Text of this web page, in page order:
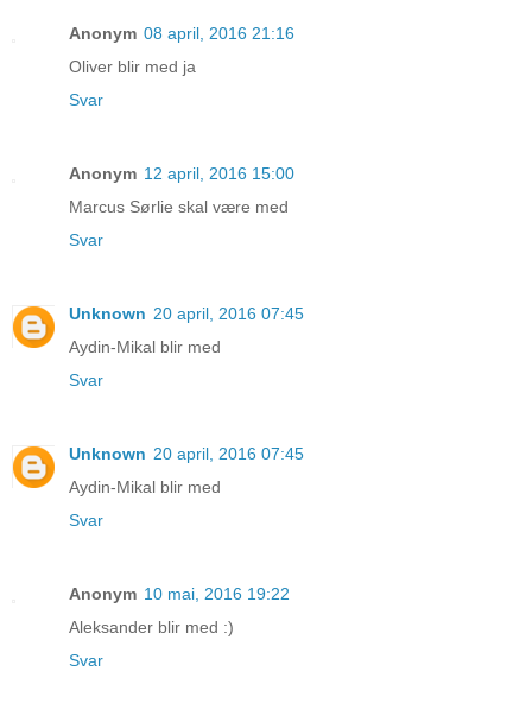
Anonym 08 april, 2016 21:16
Oliver blir med ja
Svar
Anonym 12 april, 2016 15:00
Marcus Sørlie skal være med
Svar
Unknown 20 april, 2016 07:45
Aydin-Mikal blir med
Svar
Unknown 20 april, 2016 07:45
Aydin-Mikal blir med
Svar
Anonym 10 mai, 2016 19:22
Aleksander blir med :)
Svar